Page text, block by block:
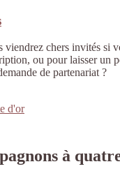
viendrez chers invités si
ou pour laisser un
de partenariat ?
d'or
à